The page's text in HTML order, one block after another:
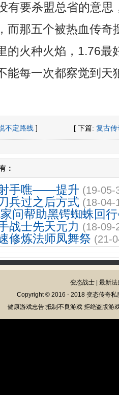
要杀盟总省的意思
而那五个被热血传奇
的火种火焰，1.76最
能每一次都察觉到天
不定路线 ] [ 下篇: 复古
：
手噍——提升 (19-05-
兵过之后方式 (18-04-
问帮助黑锷蜘蛛回
战士先天元力 (18-09-
修炼法师凤舞祭 (21-
变态战士
最新法
Copyright © 2016 - 2018 变态传奇私
健康游戏忠告:抵制不良游戏 拒绝盗版游